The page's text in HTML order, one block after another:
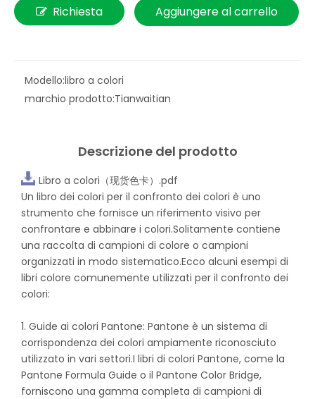
Richiesta Aggiungere al carrello
Modello:libro a colori
marchio prodotto:Tianwaitian
Descrizione del prodotto
Libro a colori（现货色卡）.pdf
Un libro dei colori per il confronto dei colori è uno
strumento che fornisce un riferimento visivo per
confrontare e abbinare i colori.Solitamente contiene
una raccolta di campioni di colore o campioni
organizzati in modo sistematico.Ecco alcuni esempi di
libri colore comunemente utilizzati per il confronto dei
colori:
1. Guide ai colori Pantone: Pantone è un sistema di
corrispondenza dei colori ampiamente riconosciuto
utilizzato in vari settori.I libri di colori Pantone, come la
Pantone Formula Guide o il Pantone Color Bridge,
forniscono una gamma completa di campioni di